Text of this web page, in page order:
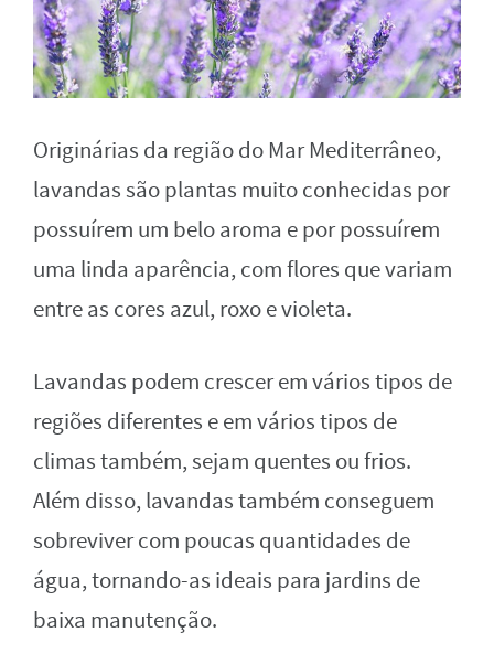
Originárias da região do Mar Mediterrâneo,
lavandas são plantas muito conhecidas por
possuírem um belo aroma e por possuírem
uma linda aparência, com flores que variam
entre as cores azul, roxo e violeta.
Lavandas podem crescer em vários tipos de
regiões diferentes e em vários tipos de
climas também, sejam quentes ou frios.
Além disso, lavandas também conseguem
sobreviver com poucas quantidades de
água, tornando-as ideais para jardins de
baixa manutenção.